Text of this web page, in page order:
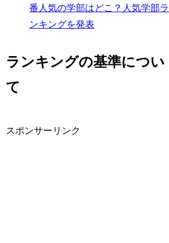
番人気の学部はどこ？人気学部ラ
ンキングを発表
ランキングの基準につい
て
スポンサーリンク